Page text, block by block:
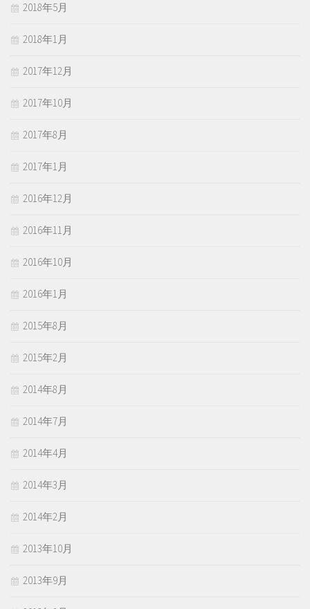
2018年5月
2018年1月
2017年12月
2017年10月
2017年8月
2017年1月
2016年12月
2016年11月
2016年10月
2016年1月
2015年8月
2015年2月
2014年8月
2014年7月
2014年4月
2014年3月
2014年2月
2013年10月
2013年9月